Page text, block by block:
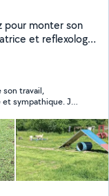
pour monter son
et reflexologie
son travail,
sympathique. Je